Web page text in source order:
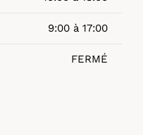
9:00 à 17:00
FERMÉ